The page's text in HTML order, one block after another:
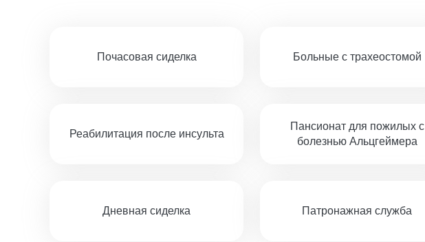
Почасовая сиделка Больные с трахеостомой
Реабилитация после инсульта
Пансионат для пожилых с
болезнью Альцгеймера
Дневная сиделка Патронажная служба